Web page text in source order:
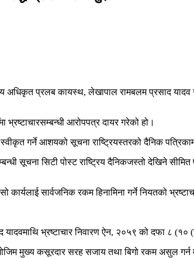
अधिकृत प्रलब कायस्थ, लेखापाल रामबलम प्रसाद
आरोपपत्र दायर गरेको हो।
गर्ने आशयको सूचना राष्ट्रियस्तरको दैनिक
सूचना सिटी पोस्ट राष्ट्रिय दैनिकजस्तो देखिने
सार्वजनिक रकम हिनामिना गर्ने नियतको
भ्रष्टाचार निवारण ऐन, २०५९ को दफा ८ (१०
मुख्य कसूरदार सरह सजाय तथा बिगो रकम असुल गर्न